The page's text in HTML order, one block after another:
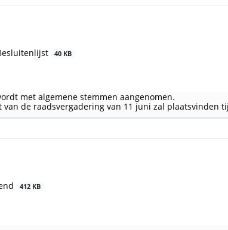
40 KB
met algemene stemmen aangenomen.
de raadsvergadering van 11 juni zal plaatsvinden
412 KB